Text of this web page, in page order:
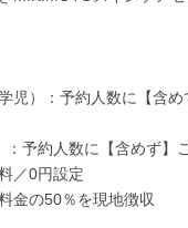
児）：予約人数に【含め
：予約人数に【含めず】
／0円設定
金の50％を現地徴収